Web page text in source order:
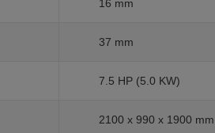
16 mm
37 mm
7.5 HP (5.0 KW)
2100 x 990 x 1900 mm